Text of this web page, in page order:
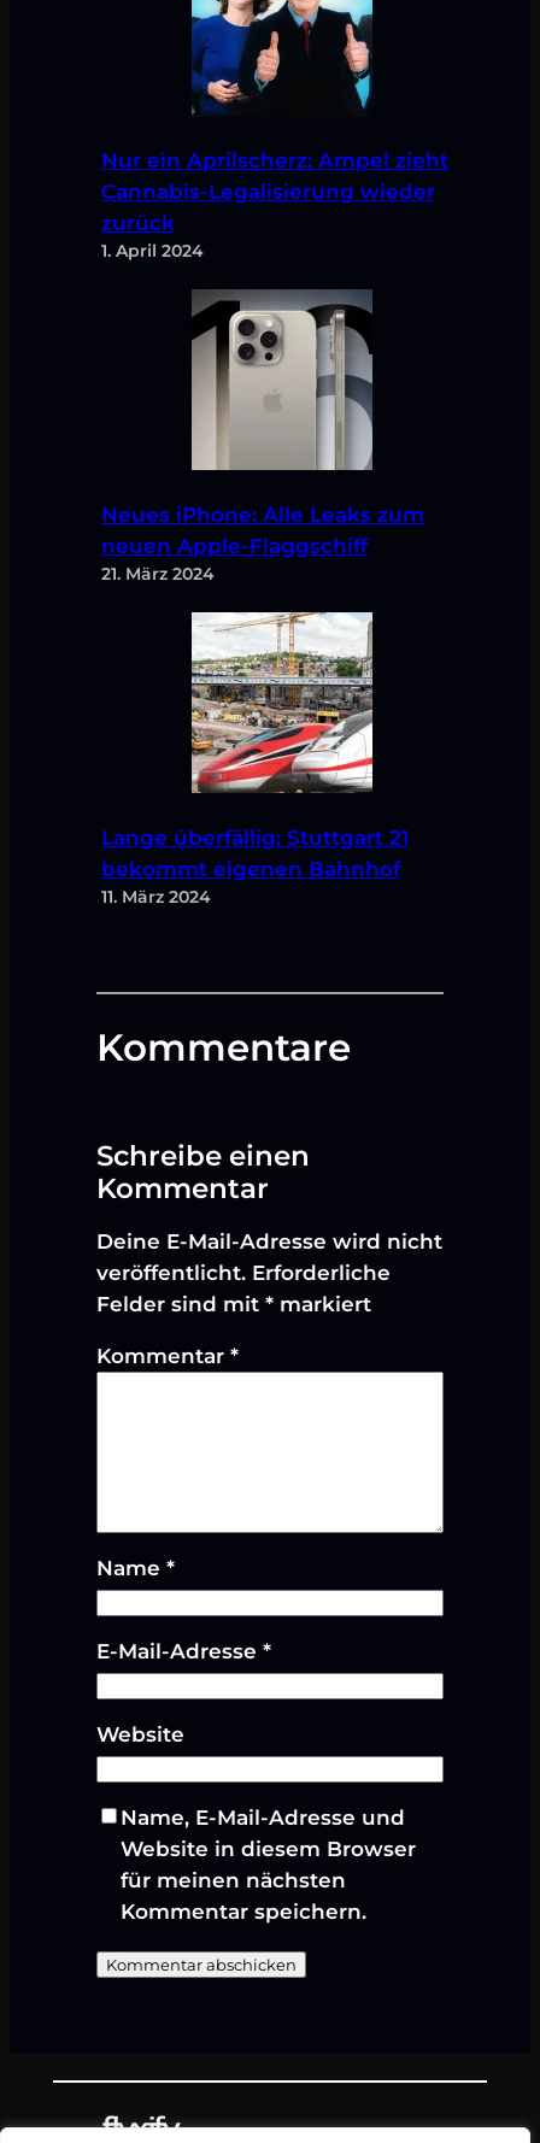
Nur ein Aprilscherz: Ampel zieht
Cannabis-Legalisierung wieder
zurück
1. April 2024
Neues iPhone: Alle Leaks zum
neuen Apple-Flaggschiff
21. März 2024
Lange überfällig: Stuttgart 21
bekommt eigenen Bahnhof
11. März 2024
Kommentare
Schreibe einen
Kommentar
Deine E-Mail-Adresse wird nicht
veröffentlicht. Erforderliche
Felder sind mit *markiert
Kommentar *
Name *
E-Mail-Adresse *
Website
Name, E-Mail-Adresse und
Website in diesem Browser
für meinen nächsten
Kommentar speichern.